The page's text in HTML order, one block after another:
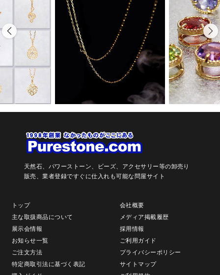
天然石、パワーストーン、ビーズ、アクセサリー等の卸売り
販売、業者登録ですぐに仕入れも可能な問屋サイト
トップ
会社概要
主な取扱商品について
メディア掲載履歴
展示会情報
採用情報
お知らせ一覧
ご利用ガイド
ご注文方法
プライバシーポリシー
特定商取引法に基づく表記
サイトマップ